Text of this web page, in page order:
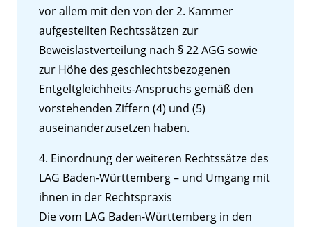
vor allem mit den von der 2. Kammer
aufgestellten Rechtssätzen zur
Beweislastverteilung nach § 22 AGG sowie
zur Höhe des geschlechtsbezogenen
Entgeltgleichheits-Anspruchs gemäß den
vorstehenden Ziffern (4) und (5)
auseinanderzusetzen haben.
4. Einordnung der weiteren Rechtssätze des
LAG Baden-Württemberg – und Umgang mit
ihnen in der Rechtspraxis
Die vom LAG Baden-Württemberg in den